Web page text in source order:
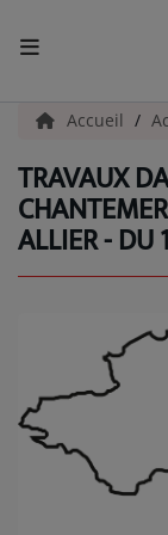
ACCUEIL
Actualités
INFOS - ALLIER
INFOS POP
La Radio
EMISSIONS
Accueil
TRAVAUX
ALLIER - DU